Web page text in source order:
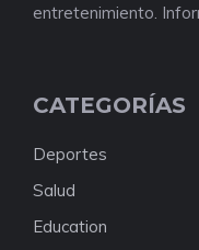
entretenimiento.
CATEGORÍAS
Deportes
Salud
Education